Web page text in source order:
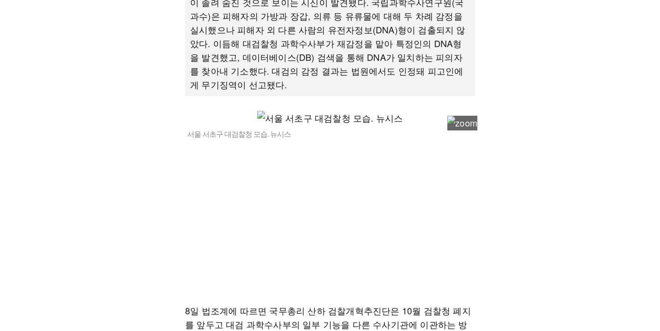
과수)은 피해자의 가방과 장갑, 의류 등 유류물에 대해 두 차례 감정을
실시했으나 피해자 외 다른 사람의 유전자정보(DNA)형이 검출되지 않
았다. 이듬해 대검찰청 과학수사부가 재감정을 맡아 특정인의 DNA형
을 발견했고, 데이터베이스(DB) 검색을 통해 DNA가 일치하는 피의자
를 찾아내 기소했다. 대검의 감정 결과는 법원에서도 인정돼 피고인에
게 무기징역이 선고됐다.
서울 서초구 대검찰청 모습. 뉴시스
8일 법조계에 따르면 국무총리 산하 검찰개혁추진단은 10월 검찰청 폐지
를 앞두고 대검 과학수사부의 일부 기능을 다른 수사기관에 이관하는 방